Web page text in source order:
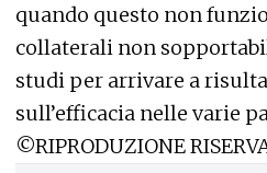
quando questo non
collaterali non
studi per arrivare a
sull’efficacia nelle varie
©RIPRODUZIONE